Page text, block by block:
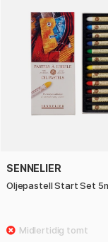
SENNELIER
Oljepastell Start Set